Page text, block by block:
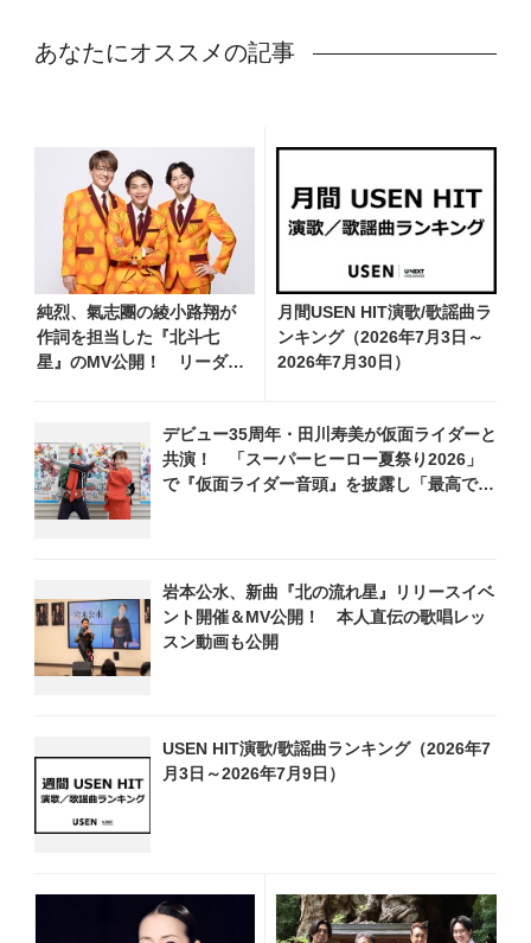
あなたにオススメの記事
純烈、氣志團の綾小路翔が
作詞を担当した『北斗七
星』のMV公開！ リーダ
月間USEN HIT演歌/歌謡曲ラ
ンキング（2026年7月3日～
2026年7月30日）
デビュー35周年・田川寿美が仮面ライダーと
共演！ 「スーパーヒーロー夏祭り2026」
で『仮面ライダー音頭』を披露し「最高で
岩本公水、新曲『北の流れ星』リリースイベ
ント開催＆MV公開！ 本人直伝の歌唱レッ
スン動画も公開
USEN HIT演歌/歌謡曲ランキング（2026年7
月3日～2026年7月9日）